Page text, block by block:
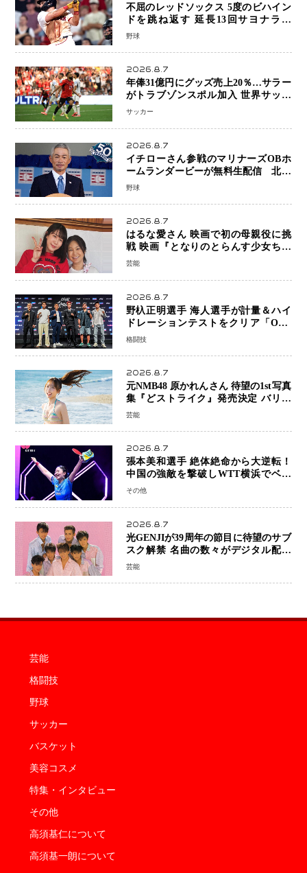
不屈のレッドソックス 5度のビハイン
ドを跳ね返す 延長13回サヨナラ勝
ち 吉田正尚選手も2安打1打点で貢献 4
野球
2026.8.7
年俸31億円にグッズ売上20％…サラー
がトラブゾンスポル加入 世界サッカ
ーは「五大リーグ一強」から新時代へ
サッカー
2026.8.7
イチローさん参戦のマリナーズOBホ
ームランダービーが無料生配信 北米
ならではの“魅せる興行”に世界が注目
野球
2026.8.7
はるな愛さん 映画で初の母親役に挑
戦 映画『となりのとらんす少女ちゃ
ん』11月7日公開 未来の自分との対話
芸能
2026.8.7
野杁正明選手 海人選手が計量＆ハイ
ドレーションテストをクリア「ONE
SAMURAI 2」決戦へ万全の準備整う
格闘技
2026.8.7
元NMB48 原かれんさん 待望の1st写真
集『どストライク』発売決定 バリで
魅せる25歳の新境地
芸能
2026.8.7
張本美和選手 絶体絶命から大逆転！
中国の強敵を撃破しWTT横浜でベス
ト8進出
その他
2026.8.7
光GENJIが39周年の節目に待望のサブ
スク解禁 名曲の数々がデジタル配信
へ 40周年へ向け1年間で全作品を順次
芸能
芸能
格闘技
野球
サッカー
バスケット
美容コスメ
特集・インタビュー
その他
高須基仁について
高須基一朗について